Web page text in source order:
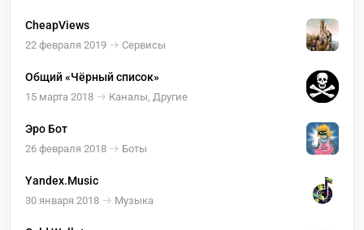
CheapViews
22 февраля 2019 Сервисы
Общий «Чёрный список»
15 марта 2018 Каналы, Другие
Эро Бот
26 февраля 2018 Боты
Yandex.Music
30 января 2018 Музыка